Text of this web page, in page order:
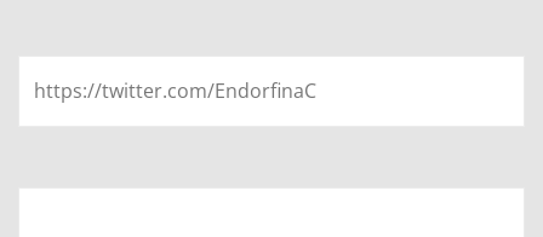
https://twitter.com/EndorfinaC